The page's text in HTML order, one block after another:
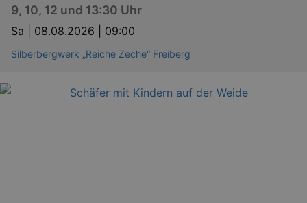
9, 10, 12 und 13:30 Uhr
Sa | 08.08.2026 | 09:00
Silberbergwerk „Reiche Zeche“ Freiberg